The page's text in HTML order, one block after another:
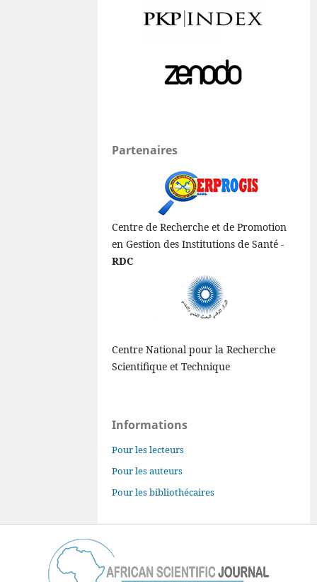
Partenaires
Centre de Recherche et de Promotion
en Gestion des Institutions de Santé -
RDC
Centre National pour la Recherche
Scientifique et Technique
Informations
Pour les lecteurs
Pour les auteurs
Pour les bibliothécaires